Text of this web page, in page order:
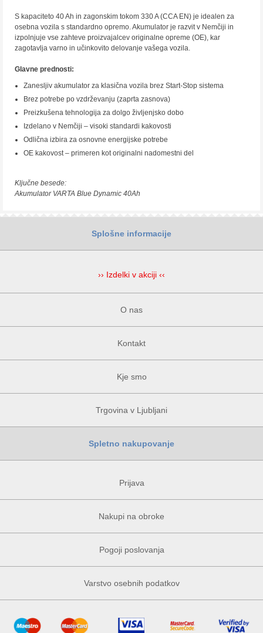
S kapaciteto 40 Ah in zagonskim tokom 330 A (CCA EN) je idealen za
osebna vozila s standardno opremo. Akumulator je razvit v Nemčiji in
izpolnjuje vse zahteve proizvajalcev originalne opreme (OE), kar
zagotavlja varno in učinkovito delovanje vašega vozila.
Glavne prednosti:
Zanesljiv akumulator za klasična vozila brez Start-Stop sistema
Brez potrebe po vzdrževanju (zaprta zasnova)
Preizkušena tehnologija za dolgo življenjsko dobo
Izdelano v Nemčiji – visoki standardi kakovosti
Odlična izbira za osnovne energijske potrebe
OE kakovost – primeren kot originalni nadomestni del
Ključne besede:
Akumulator VARTA Blue Dynamic 40Ah
Splošne informacije
›› Izdelki v akciji ‹‹
O nas
Kontakt
Kje smo
Trgovina v Ljubljani
Spletno nakupovanje
Prijava
Nakupi na obroke
Pogoji poslovanja
Varstvo osebnih podatkov